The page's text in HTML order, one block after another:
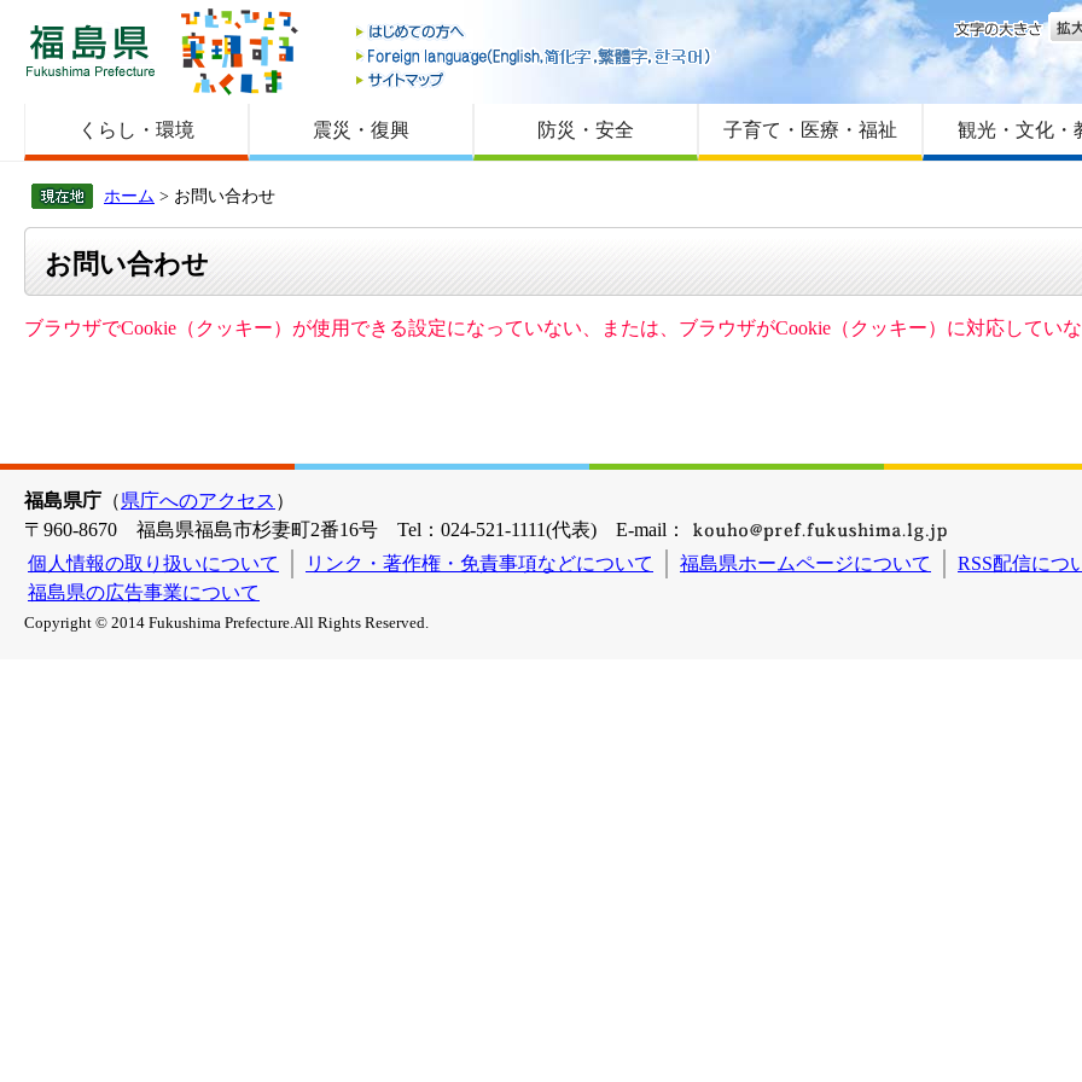
福島県
はじめての方へ
Foreign language
サイトマップ
文字
くらし・環境 震災・復興 防災・安全 子育て・医療・福祉 観光・文化・
ホーム > お問い合わせ
お問い合わせ
ブラウザでCookie（クッキー）が使用できる設定になっていない、または、ブラウザがCookie（クッキー）に対応してい
福島県庁 （県庁へのアクセス ）
〒960-8670 福島県福島市杉妻町2番16号 Tel：024-521-1111(代表) E-mail：
個人情報の取り扱いについて
リンク・著作権・免責事項などについて 福島県ホームページについて
RSS配信につ
福島県の広告事業について
Copyright © 2014 Fukushima Prefecture.All Rights Reserved.